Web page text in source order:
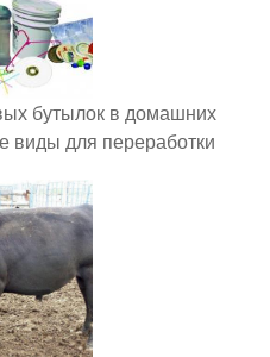
бутылок в домашних
виды для переработки